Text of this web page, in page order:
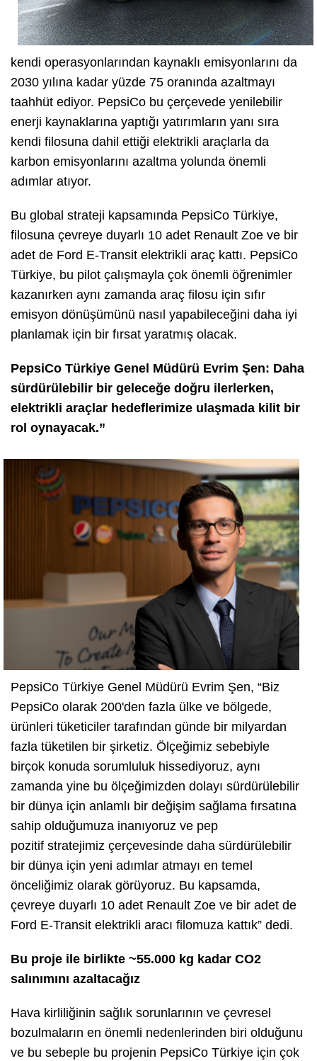
kendi operasyonlarından kaynaklı emisyonlarını da
2030 yılına kadar yüzde 75 oranında azaltmayı
taahhüt ediyor. PepsiCo bu çerçevede yenilebilir
enerji kaynaklarına yaptığı yatırımların yanı sıra
kendi filosuna dahil ettiği elektrikli araçlarla da
karbon emisyonlarını azaltma yolunda önemli
adımlar atıyor.
Bu global strateji kapsamında PepsiCo Türkiye,
filosuna çevreye duyarlı 10 adet Renault Zoe ve bir
adet de Ford E-Transit elektrikli araç kattı. PepsiCo
Türkiye, bu pilot çalışmayla çok önemli öğrenimler
kazanırken aynı zamanda araç filosu için sıfır
emisyon dönüşümünü nasıl yapabileceğini daha iyi
planlamak için bir fırsat yaratmış olacak.
PepsiCo Türkiye Genel Müdürü Evrim Şen: Daha
sürdürülebilir bir geleceğe doğru ilerlerken,
elektrikli araçlar hedeflerimize ulaşmada kilit bir
rol oynayacak.”
PepsiCo Türkiye Genel Müdürü Evrim Şen, “Biz
PepsiCo olarak 200'den fazla ülke ve bölgede,
ürünleri tüketiciler tarafından günde bir milyardan
fazla tüketilen bir şirketiz. Ölçeğimiz sebebiyle
birçok konuda sorumluluk hissediyoruz, aynı
zamanda yine bu ölçeğimizden dolayı sürdürülebilir
bir dünya için anlamlı bir değişim sağlama fırsatına
sahip olduğumuza inanıyoruz ve pep
pozitif stratejimiz çerçevesinde daha sürdürülebilir
bir dünya için yeni adımlar atmayı en temel
önceliğimiz olarak görüyoruz. Bu kapsamda,
çevreye duyarlı 10 adet Renault Zoe ve bir adet de
Ford E-Transit elektrikli aracı filomuza kattık” dedi.
Bu proje ile birlikte ~55.000 kg kadar CO2
salınımını azaltacağız
Hava kirliliğinin sağlık sorunlarının ve çevresel
bozulmaların en önemli nedenlerinden biri olduğunu
ve bu sebeple bu projenin PepsiCo Türkiye için çok